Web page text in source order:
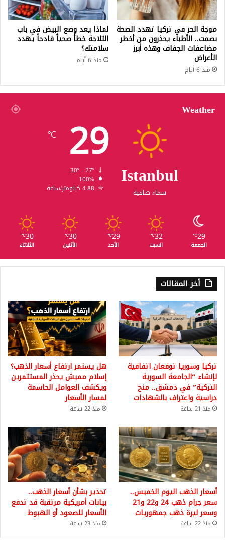
موجة الحر في تركيا تهدد الصحة
بصمت.. الأطباء يحذرون من أخطر
مضاعفات الجفاف وهذه أبرز
الأعراض
منذ 6 أيام
لماذا يعد وضع البيض في باب
الثلاجة خطأً صحياً فادحاً يهدد
سلامتك؟
منذ 6 أيام
Weather
Istanbul
سماء صافية
29
℃
100%
4.88 كيلومتر/ساعة
29
℃
الجمعة
32
℃
السبت
29
℃
الأحد
30
℃
الأثنين
30
℃
الثلاثاء
أخر المقالات
تركيا وسوريا توقعان اتفاقية
لإنشاء “الجامعة السورية
التركية” في دمشق.. منح
دراسية واعتراف بالشهادات
منذ 21 ساعة
هل يستمر ارتفاع أسعار الذهب؟
إسلام مميش يحذر المستثمرين
ويكشف العوامل الحاسمة
لمسار الأسعار
منذ 22 ساعة
أسعار الذهب اليوم الخميس..
سعر جرام ذهب 24 و22 و21
وسعر ليرة ذهب جمهوريات
منذ 22 ساعة
تحذير بشأن أسعار الذهب..
بيانات أمريكية مرتقبة قد تدفع
الأسعار للصعود أو الهبوط
منذ 23 ساعة